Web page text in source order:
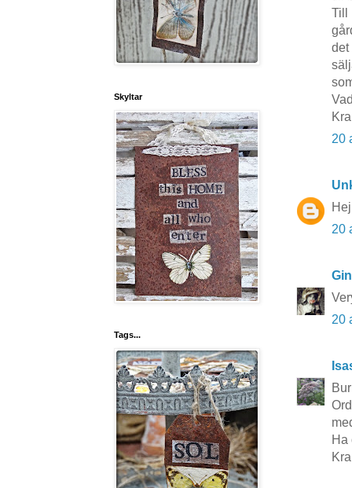
Till
det
20
20
20
Ha
Skyltar
Tags...